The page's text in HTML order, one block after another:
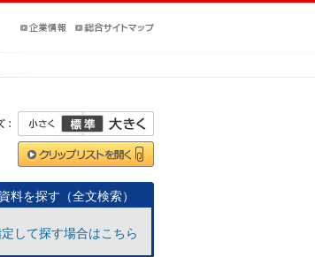
料を探す（全文検索）
して探す場合はこちら